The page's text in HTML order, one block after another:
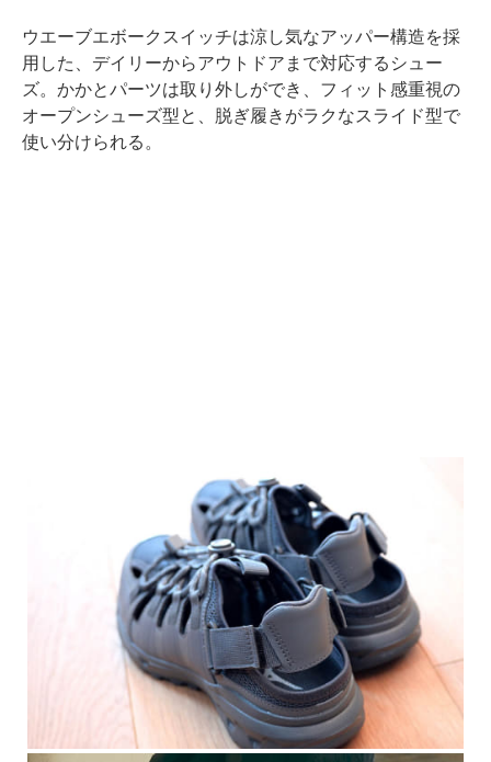
ウエーブエボークスイッチは涼し気なアッパー構造を採
用した、デイリーからアウトドアまで対応するシュー
ズ。かかとパーツは取り外しができ、フィット感重視の
オープンシューズ型と、脱ぎ履きがラクなスライド型で
使い分けられる。